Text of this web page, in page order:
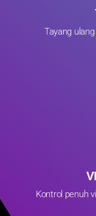
Tayang
Kontrol penuh